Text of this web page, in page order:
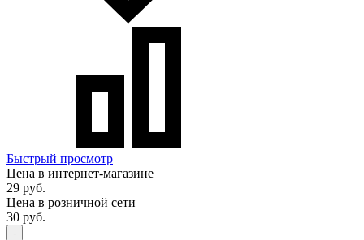
Быстрый просмотр
Цена в интернет-магазине
29 руб.
Цена в розничной сети
30 руб.
-